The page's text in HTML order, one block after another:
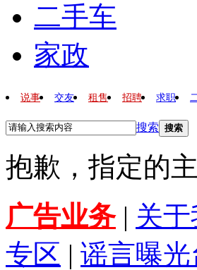
二手车
家政
说事 交友 租售 招聘 求职
搜索 搜索
抱歉，指定的
广告业务| 关于
专区 | 谣言曝光